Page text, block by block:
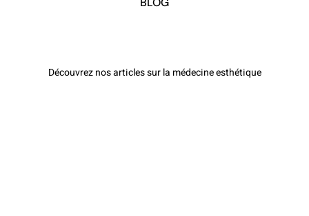
Découvrez nos articles sur la médecine esthétique